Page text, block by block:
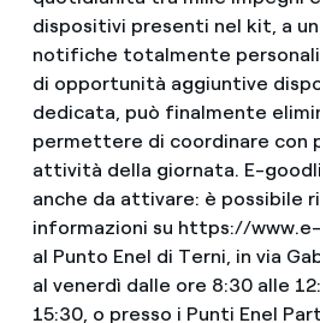
dispositivi presenti nel kit, a
notifiche totalmente
di opportunità aggiuntive
dedicata, può finalmente
permettere di coordinare con
attività della giornata. E-
anche da attivare: è possibile
informazioni su https://
al Punto Enel di Terni, in via
al venerdì dalle ore 8:30 alle
15:30, o presso i Punti Enel